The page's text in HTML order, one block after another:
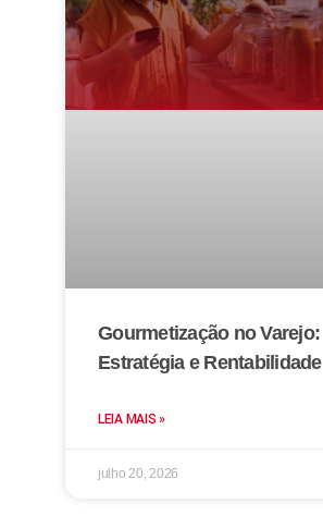
Gourmetização no Varejo:
Estratégia e Rentabilidade
LEIA MAIS »
julho 20, 2026